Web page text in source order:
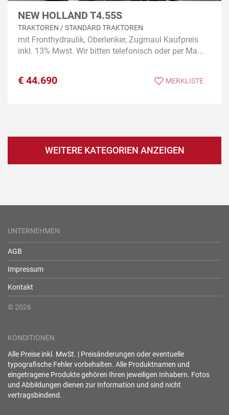
NEW HOLLAND T4.55S
TRAKTOREN / STANDARD TRAKTOREN
mit Fronthydraulik, Oberlenker, Zugmaul Kaufpreis
inkl. 13% Mwst. Wir bitten telefonisch oder per Ma...
€ 44.690 MERKLISTE
WEITERE KATEGORIEN ANZEIGEN
UNTERNEHMEN
AGB
Impressum
Kontakt
© 2026
KONDITIONEN
Alle Preise inkl. MwSt. | Preisänderungen oder eventuelle
typografische Fehler vorbehalten. Alle Produktnamen und
eingetragene Produkte gehören Ihren jeweiligen Inhabern. Fotos
und Abbildungen dienen zur Information und sind nicht
vertragsbindend.